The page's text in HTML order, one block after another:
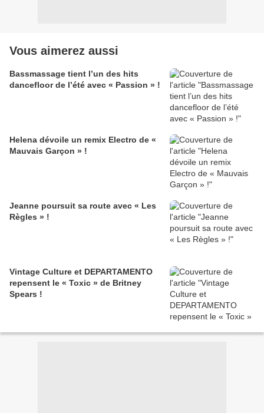
Vous aimerez aussi
Bassmassage tient l’un des hits
dancefloor de l’été avec « Passion » !
Helena dévoile un remix Electro de «
Mauvais Garçon » !
Jeanne poursuit sa route avec « Les
Règles » !
Vintage Culture et DEPARTAMENTO
repensent le « Toxic » de Britney
Spears !